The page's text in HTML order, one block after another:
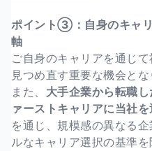
ポイント③：自身のキャ
軸
ご自身のキャリアを通じ
見つめ直す重要な機会とな
また、 大手企業から転職
ァーストキャリアに当社
を通じ、規模感の異なる
ルなキャリア選択の基準を